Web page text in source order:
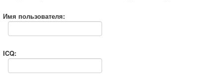
Имя пользователя:
ICQ: